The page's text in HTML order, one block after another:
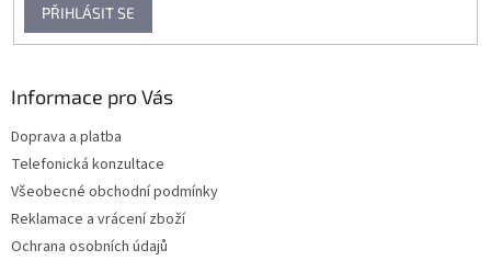
PŘIHLÁSIT SE
Informace pro Vás
Doprava a platba
Telefonická konzultace
Všeobecné obchodní podmínky
Reklamace a vrácení zboží
Ochrana osobních údajů